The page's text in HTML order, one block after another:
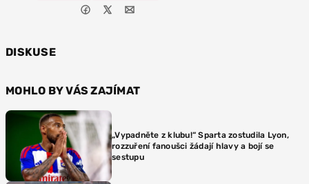
DISKUSE
MOHLO BY VÁS ZAJÍMAT
„Vypadněte z klubu!“ Sparta zostudila Lyon,
rozzuření fanoušci žádají hlavy a bojí se
sestupu